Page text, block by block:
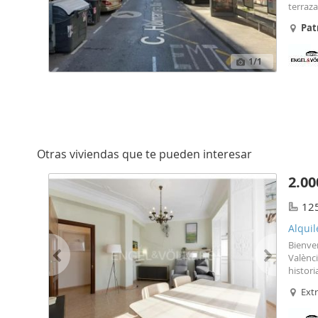
1/1
Otras viviendas que te pueden interesar